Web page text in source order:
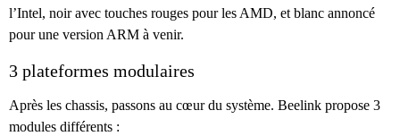
l’Intel, noir avec touches rouges pour les AMD, et blanc annoncé
pour une version ARM à venir.
3 plateformes modulaires
Après les chassis, passons au cœur du système. Beelink propose 3
modules différents :